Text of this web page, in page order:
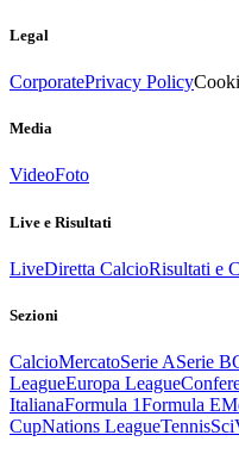
Legal
CorporatePrivacy Policy
Media
VideoFoto
Live e Risultati
LiveDiretta CalcioRisultati e
Sezioni
CalcioMercatoSerie ASerie B
LeagueEuropa League
ItalianaFormula 1Formula E
CupNations LeagueTennisSci